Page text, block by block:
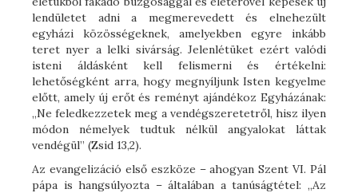
lendületet adni a megmerevedett és elnehezült
egyházi közösségeknek, amelyekben egyre inkább
teret nyer a lelki sivárság. Jelenlétüket ezért valódi
isteni áldásként kell felismerni és értékelni:
lehetőségként arra, hogy megnyíljunk Isten kegyelme
előtt, amely új erőt és reményt ajándékoz Egyházának:
„Ne feledkezzetek meg a vendégszeretetről, hisz ilyen
módon némelyek tudtuk nélkül angyalokat láttak
vendégül” (Zsid 13,2).
Az evangelizáció első eszköze – ahogyan Szent VI. Pál
pápa is hangsúlyozta – általában a tanúságtétel: „Az